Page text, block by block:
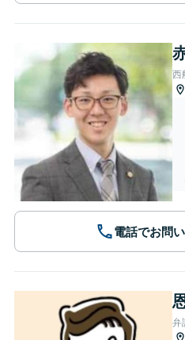
西
電話でお問
弁